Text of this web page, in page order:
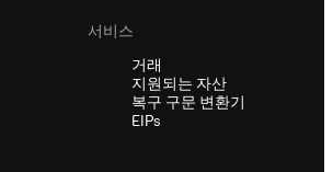
서비스
거래
지원되는 자산
복구 구문 변환기
EIPs